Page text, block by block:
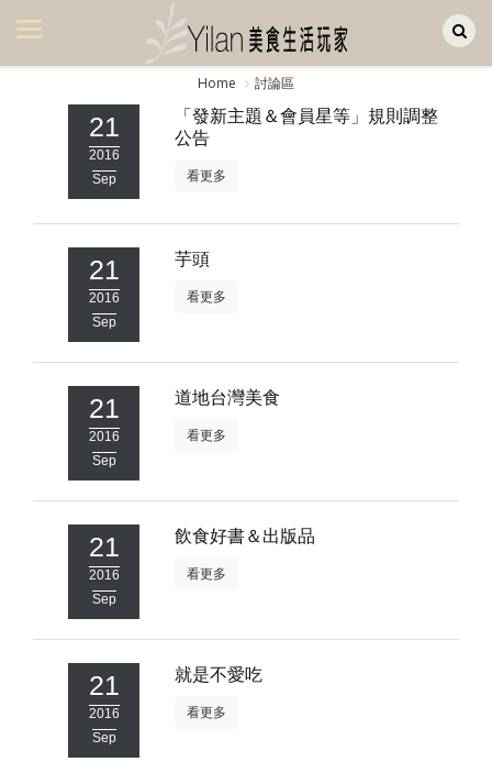
美食集
美飲集
旅遊集
旅遊美食集
書房集
日記簿
餐桌週記
享樂隨手拍
創意出版服務
Home 討論區
21
2016
Sep
「發新主題＆會員星等」規則調整
公告
看更多
21
2016
Sep
芋頭
看更多
21
2016
Sep
道地台灣美食
看更多
21
2016
Sep
飲食好書＆出版品
看更多
21
2016
Sep
就是不愛吃
看更多